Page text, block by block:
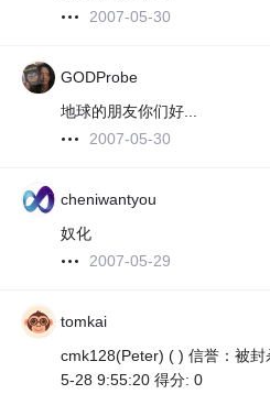
2007-05-30
GODProbe
地球的朋友你们好...
2007-05-30
cheniwantyou
奴化
2007-05-29
tomkai
cmk128(Peter) ( ) 信誉：被
5-28 9:55:20 得分: 0